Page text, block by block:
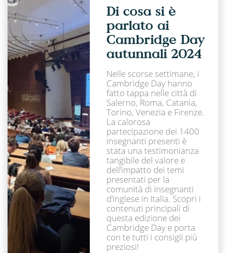
Di cosa si è
parlato ai
Cambridge Day
autunnali 2024
Nelle scorse settimane, i
Cambridge Day hanno
fatto tappa nelle città di
Salerno, Roma, Catania,
Torino, Venezia e Firenze.
La calorosa
partecipazione dei 1400
insegnanti presenti è
stata una testimonianza
tangibile del valore e
dell’impatto dei temi
presentati per la
comunità di insegnanti
d’inglese in Italia. Scopri i
contenuti principali di
questa edizione dei
Cambridge Day e porta
con te tutti i consigli più
preziosi!